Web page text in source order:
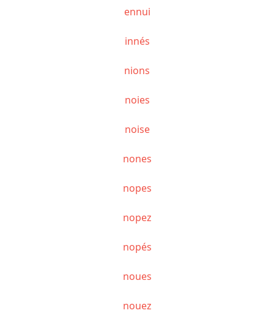
ennui
innés
nions
noies
noise
nones
nopes
nopez
nopés
noues
nouez